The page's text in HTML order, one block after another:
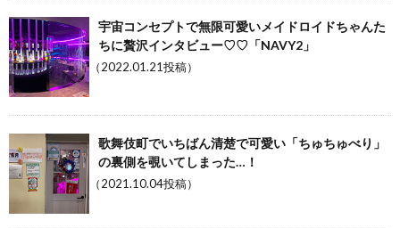
宇宙コンセプトで無限可愛いメイドロイドちゃんた
ちに贅沢インタビュー♡♡「NAVY2」
（2022.01.21投稿）
歌舞伎町でいちばん清楚で可愛い「ちゅちゅべり」
の裏側を覗いてしまった…！
（2021.10.04投稿）